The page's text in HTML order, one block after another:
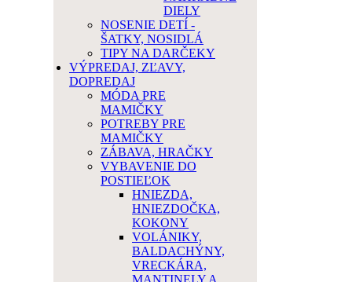
DIELY
NOSENIE DETÍ -
ŠATKY, NOSIDLÁ
TIPY NA DARČEKY
VÝPREDAJ, ZĽAVY,
DOPREDAJ
MÓDA PRE
MAMIČKY
POTREBY PRE
MAMIČKY
ZÁBAVA, HRAČKY
VYBAVENIE DO
POSTIEĽOK
HNIEZDA,
HNIEZDOČKA,
KOKONY
VOLÁNIKY,
BALDACHÝNY,
VRECKÁRA,